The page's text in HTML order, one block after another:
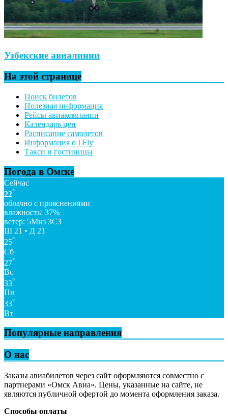
Узбекские авиалинии
На этой странице
Поиск билетов
Полезная информация
Рейсы авиакомпании
Календарь цен
Расписание самолетов
Информация о I Fly
Такси и гостиницы
Погода в Омске
Сейчас
22°
облачно с прояснениями
влажность: 37%
ветер: 5Миз ЗСЗ
Ш 21 • Д 21
25°
Сб
27°
Вс
33°
Пн
33°
Вт
Популярные направления
О нас
Заказы авиабилетов через сайт оформляются совместно с
партнерами «Омск Авиа». Цены, указанные на сайте, не
являются публичной офертой до момента оформления заказа.
Способы оплаты